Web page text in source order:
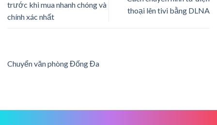
trước khi mua nhanh chóng và
chính xác nhất
thoại lên tivi bằng DLNA
Chuyển văn phòng Đống Đa